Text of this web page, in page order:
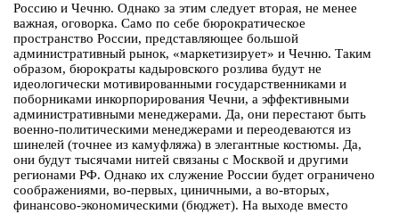
Россию и Чечню. Однако за этим следует вторая, не менее
важная, оговорка. Само по себе бюрократическое
пространство России, представляющее большой
административный рынок, «маркетизирует» и Чечню. Таким
образом, бюрократы кадыровского розлива будут не
идеологически мотивированными государственниками и
поборниками инкорпорирования Чечни, а эффективными
административными менеджерами. Да, они перестают быть
военно-политическими менеджерами и переодеваются из
шинелей (точнее из камуфляжа) в элегантные костюмы. Да,
они будут тысячами нитей связаны с Москвой и другими
регионами РФ. Однако их служение России будет ограничено
соображениями, во-первых, циничными, а во-вторых,
финансово-экономическими (бюджет). На выходе вместо